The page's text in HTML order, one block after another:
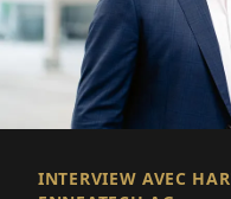
INTERVIEW AVEC